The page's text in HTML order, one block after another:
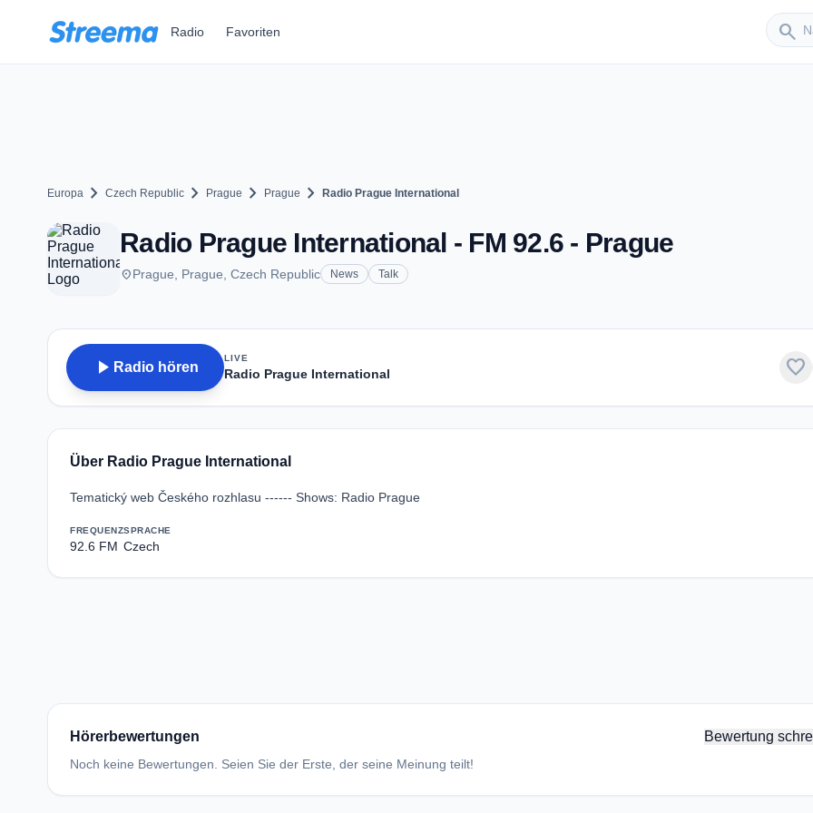
Radio Favoriten search
Europa chevron_right Czech Republic chevron_right Prague chevron_right Prague chevron_right Radio Prague International
Radio Prague International - FM 92.6 - Prague
placePrague, Prague, Czech Republic News Talk
play_arrow Radio hören
LIVE
Radio Prague International favorite
Über Radio Prague International
Tematický web Českého rozhlasu ------ Shows: Radio Prague
FREQUENZ
92.6 FM
SPRACHE
Czech
Hörerbewertungen Bewertung
Noch keine Bewertungen. Seien Sie der Erste, der seine Meinung teilt!